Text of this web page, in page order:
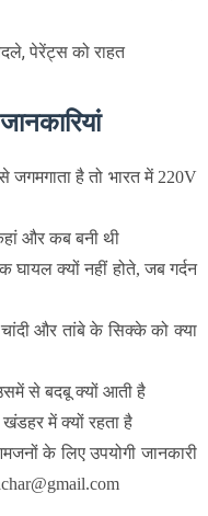
पेरेंट्स को राहत
जगमगाता है तो भारत में 220V
और कब बनी थी
घायल क्यों नहीं होते, जब गर्दन
और तांबे के सिक्के को क्या
से बदबू क्यों आती है
में क्यों रहता है
के लिए उपयोगी जानकारी